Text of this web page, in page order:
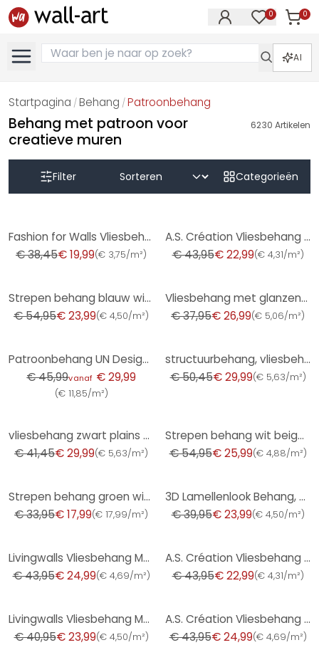
0 0
AI
Startpagina / Behang /Patroonbehang
Behang met patroon voor
creatieve muren
6230 Artikelen
Filter Categorieën
Fashion for Walls Vliesbehang Guido Maria Kretschmer
€ 38,45€ 19,99(€ 3,75/m²)
A.S. Création Vliesbehang The BOS - Battle of Style Baksteen Look Bruin, Beige, Grijs
€ 43,95€ 22,99(€ 4,31/m²)
Strepen behang blauw wit - vliesbehang kunst A.S. Création - mat en licht gestructureerd
€ 54,95€ 23,99(€ 4,50/m²)
Vliesbehang met glanzende grove structuur groen betonlook
€ 37,95€ 26,99(€ 5,06/m²)
Patroonbehang UN Designs - Fleur de Paris
€ 45,99vanaf € 29,99
(€ 11,85/m²)
structuurbehang, vliesbehang koper
€ 50,45€ 29,99(€ 5,63/m²)
vliesbehang zwart plains voor woonkamer slaapkamer behang marburg
€ 41,45€ 29,99(€ 5,63/m²)
Strepen behang wit beige - vliesbehang kunstbehang A.S. Création - mat en licht getextureerd
€ 54,95€ 25,99(€ 4,88/m²)
Strepen behang groen wit - vliesbehang A.S. Création
€ 33,95€ 17,99(€ 17,99/m²)
3D Lamellenlook Behang, Houtlook Vliesbehang van A.S. Creation, Beige, Zwart, Bruin
€ 39,95€ 23,99(€ 4,50/m²)
Livingwalls Vliesbehang Metropolitan Stories Barok St. Petersburg
€ 43,95€ 24,99(€ 4,69/m²)
A.S. Création Vliesbehang The BOS - Battle of Style Jungle Look Zwart, Oranje, Turquoise
€ 43,95€ 22,99(€ 4,31/m²)
Livingwalls Vliesbehang Metropolitan Stories Jungle
€ 40,95€ 23,99(€ 4,50/m²)
A.S. Création Vliesbehang The BOS - Battle of Style Baksteen Look Rood, Oranje
€ 43,95€ 24,99(€ 4,69/m²)